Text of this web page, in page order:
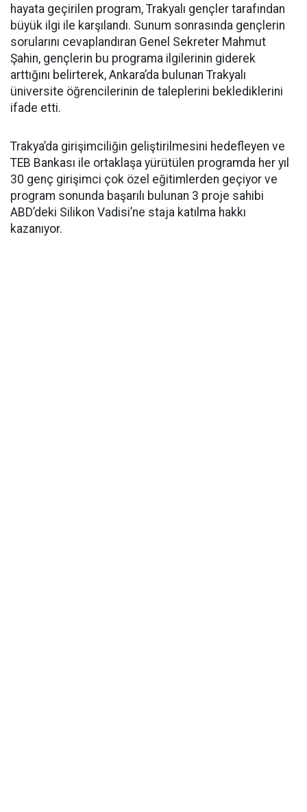
hayata geçirilen program, Trakyalı gençler tarafından
büyük ilgi ile karşılandı. Sunum sonrasında gençlerin
sorularını cevaplandıran Genel Sekreter Mahmut
Şahin, gençlerin bu programa ilgilerinin giderek
arttığını belirterek, Ankara’da bulunan Trakyalı
üniversite öğrencilerinin de taleplerini beklediklerini
ifade etti.
Trakya’da girişimciliğin geliştirilmesini hedefleyen ve
TEB Bankası ile ortaklaşa yürütülen programda her yıl
30 genç girişimci çok özel eğitimlerden geçiyor ve
program sonunda başarılı bulunan 3 proje sahibi
ABD’deki Silikon Vadisi’ne staja katılma hakkı
kazanıyor.